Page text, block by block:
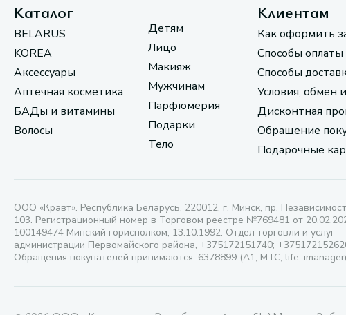
Каталог
BELARUS
KOREA
Аксессуары
Аптечная косметика
БАДы и витамины
Волосы
Детям
Лицо
Макияж
Мужчинам
Парфюмерия
Подарки
Тело
Клиентам
Как оформить
Способы оплаты
Способы
Условия, обмен
Дисконтная
Обращение
Подарочные
ООО «Кравт». Республика Беларусь, 220012, г. Минск, пр.
103. Регистрационный номер в Торговом реестре №769481 от
100149474 Минский горисполком, 13.10.1992. Отдел торговли и услуг
администрации Первомайского района, +375172151740;
Обращения покупателей принимаются: 6378899 (А1, МТС, life,